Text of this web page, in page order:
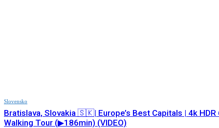
Slovensko
Bratislava, Slovakia 🇸🇰| Europe’s Best Capitals | 4k
Walking Tour (▶186min) (VIDEO)